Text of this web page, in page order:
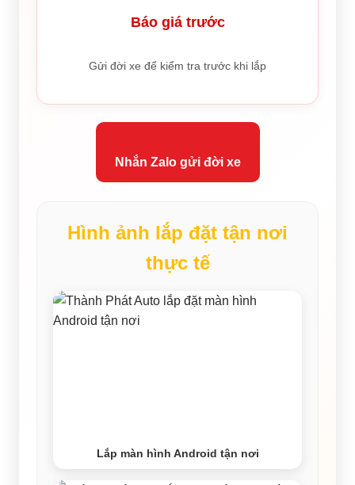
Báo giá trước
Gửi đời xe để kiểm tra trước khi lắp
Nhắn Zalo gửi đời xe
Hình ảnh lắp đặt tận nơi
thực tế
Lắp màn hình Android tận nơi